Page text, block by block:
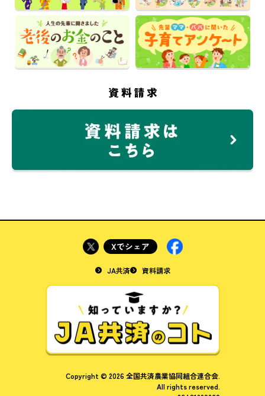
JA共済 資料請求
Copyright © 2026 全国共済農業協同組合連合会.
All rights reserved.